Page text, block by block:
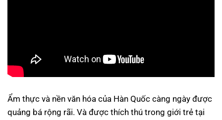
Ẩm thực và nền văn hóa của Hàn Quốc càng ngày được
quảng bá rộng rãi. Và được thích thú trong giới trẻ tại